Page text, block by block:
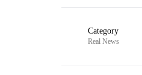
Category
Real News